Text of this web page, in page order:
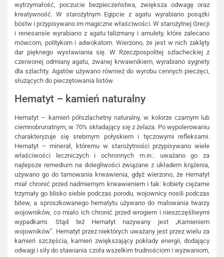
wytrzymałość, poczucie bezpieczeństwa, zwiększa odwagę oraz
kreatywność. W starożytnym Egipcie z agatu wyrabiano posążki
bóstw i przypisywano im magiczne właściwości. W starożytnej Grecji
i renesansie wyrabiano z agatu talizmany i amulety, które zalecano
mówcom, politykom i adwokatom. Wierzono, że jest w nich zaklęty
dar pięknego wysławiania się. W Rzeczpospolitej szlacheckiej z
czerwonej odmiany agatu, zwanej krwawnikiem, wyrabiano sygnety
dla szlachty. Agatów używano również do wyrobu cennych pieczęci,
służących do pieczętowania listów.
Hematyt – kamień naturalny
Hematyt – kamień półszlachetny naturalny, w kolorze czarnym lub
ciemnobrunatnym, w 70% składający się z żelaza. Po wypolerowaniu
charakteryzuje się srebrnym połyskiem i tęczowymi refleksami.
Hematyt – minerał, któremu w starożytności przypisywano wiele
właściwości leczniczych i ochronnych m.in.: uważano go za
najlepsze remedium na dolegliwości związane z układem krążenia,
używano go do tamowania krwawienia, gdyż wierzono, że Hematyt
miał chronić przed nadmiernym krwawieniem i tak: kobiety ciężarne
trzymały go blisko siebie podczas porodu, wojownicy nosili podczas
bitew, a sproszkowanego hematytu używano do malowania twarzy
wojowników, co miało ich chronić przed wrogiem i nieszczęśliwymi
wypadkami. Stąd też Hematyt nazywany jest „Kamieniem
wojowników”. Hematyt przez niektórych uważany jest przez wielu za
kamień szczęścia, kamień zwiększający pokłady energii, dodający
odwagi i siły do stawiania czoła wszelkim trudnościom i wyzwaniom,